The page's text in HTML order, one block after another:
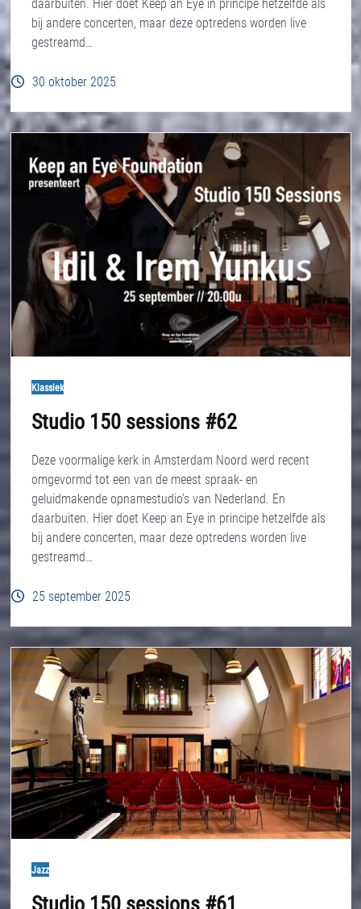
bij andere concerten, maar deze optredens worden live
gestreamd…
30 oktober 2025
Klassiek
Studio 150 sessions #62
Deze voormalige kerk in Amsterdam Noord werd recent
omgevormd tot een van de meest spraak- en
geluidmakende opnamestudio’s van Nederland. En
daarbuiten. Hier doet Keep an Eye in principe hetzelfde als
bij andere concerten, maar deze optredens worden live
gestreamd…
25 september 2025
Jazz
Studio 150 sessions #61